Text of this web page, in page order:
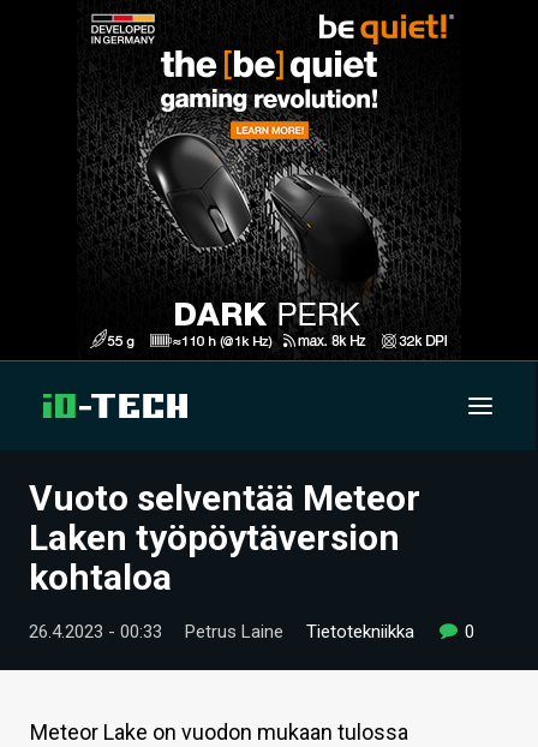
UUTISET
ARTIKKELIT
VIDEOT
TECHBBS
TIETOA
Vuoto selventää Meteor
Laken työpöytäversion
kohtaloa
26.4.2023 - 00:33 Petrus Laine Tietotekniikka 0
Meteor Lake on vuodon mukaan tulossa